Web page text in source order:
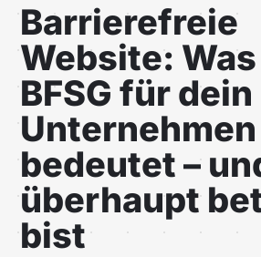
Barrierefreie
Website:
BFSG für dein
Unternehmen
bedeutet –
überhaupt
bist